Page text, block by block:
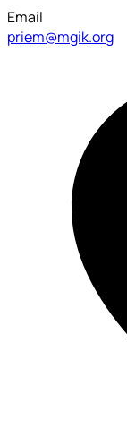
Email
priem@mgik.org